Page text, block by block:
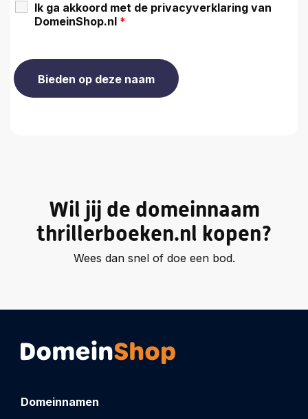
Ik ga akkoord met de privacyverklaring van
DomeinShop.nl *
Wil jij de domeinnaam
thrillerboeken.nl kopen?
Wees dan snel of doe een bod.
Domeinnamen